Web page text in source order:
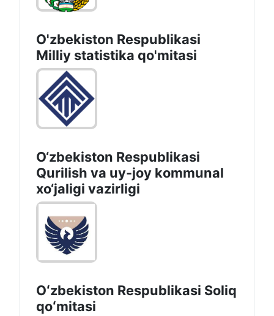
O'zbekiston Respublikasi
Milliy statistika qo'mitasi
O‘zbekiston Respublikasi
Qurilish va uy-joy kommunal
xo‘jaligi vazirligi
Oʻzbekiston Respublikasi Soliq
qoʻmitasi